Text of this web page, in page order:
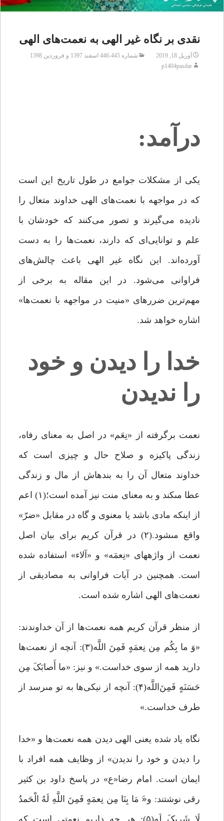
نقدی بر نگاه غیر الهی به نعمت‌های الهی
آوریل 18, 2019
شماره 445-446 اسفند 1397 و فروردین 1398
p1404pasdar
درآمد:
یکی از مشکلات جوامع در طول تاریخ این است
که در مواجهه با نعمت‌های الهی خداوند متعال را
نادیده می‌گیرند و تصور می‌کنند که خودشان با
علم و توانایی‌ای که دارند، نعمت‌ها را به دست
آورده‌اند. این نگاه غیر الهی باعث چالش‌های
فراوانی می‌شود. در این مقاله به برخی از
مهم‌ترین ضررهای «منیت در مواجهه با نعمت‌ها»
اشاره خواهد شد.
خدا را دیدن و خود
را ندیدن
نعمت برگرفته از «نِعَم» در اصل به معناى رفاه،
زندگى پاکیزه و صلاح حال و چیزى‏ است که
خداوند متعال آن را به بنده‏اش از مال و زندگى
عطا مى‏کند و به معناى منت نیز آمده است؛(۱) اعم
از اینکه مادى باشد یا معنوى و گاه در مقابل «ضرّ»
واقع مى‏شود.(۲) در قرآن کریم برای بیان اصل
نعمت از واژه‏هاى‏ «نِعمَه» و «آلاء» استفاده شده
است. همچنین در آیات فراوانی به مصادیقی از
نعمت‌های الهی اشاره شده است.
از منظر قرآن کریم همه نعمت‌ها از آن خداوندند:
«وَ ما بِکُم مِن نِعمَهٍ فَمِنَ اللَّه(۳): آنچه از نعمت‌ها
دارید همه از سوى خداست.» و نیز: «ما أَصابَکَ مِن
حَسَنَهٍ فَمِنَ‌اللَّه(۴): آنچه از نیکی‌ها به تو مى‏رسد از
طرف خداست.»
نگاه یاد شده یعنی الهی دیدن همه نعمت‌ها و «خدا
را دیدن و خود را ندیدن» از وظایف همه افراد با
ایمان است. امام رضا«ع» در پاسخ داود بن کثیر
رقى نوشتند: و«َ مَا بِنَا مِن نِعمَهٍ فَمِنَ اللَّهِ لَهُ الْحَمدُ